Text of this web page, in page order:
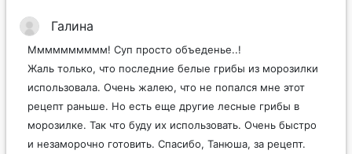
Галина
Мммммммммм! Суп просто объеденье..!
Жаль только, что последние белые грибы из морозилки
использовала. Очень жалею, что не попался мне этот
рецепт раньше. Но есть еще другие лесные грибы в
морозилке. Так что буду их использовать. Очень быстро
и незаморочно готовить. Спасибо, Танюша, за рецепт.